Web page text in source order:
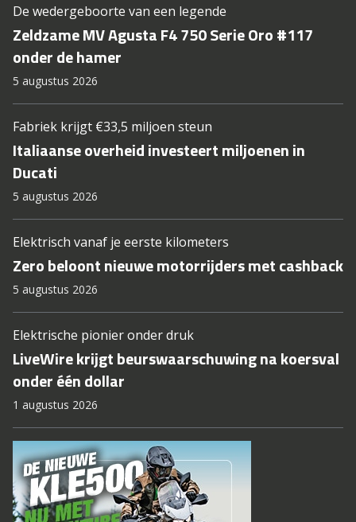
De wedergeboorte van een legende
Zeldzame MV Agusta F4 750 Serie Oro #117
onder de hamer
5 augustus 2026
Fabriek krijgt €33,5 miljoen steun
Italiaanse overheid investeert miljoenen in
Ducati
5 augustus 2026
Elektrisch vanaf je eerste kilometers
Zero beloont nieuwe motorrijders met cashback
5 augustus 2026
Elektrische pionier onder druk
LiveWire krijgt beurswaarschuwing na koersval
onder één dollar
1 augustus 2026